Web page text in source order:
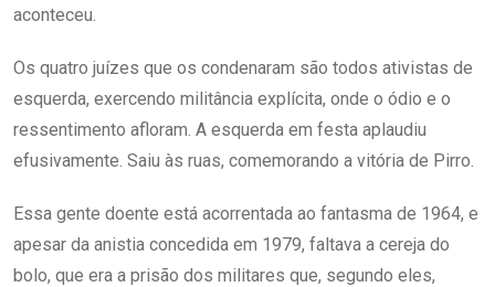
aconteceu.
Os quatro juízes que os condenaram são todos ativistas de
esquerda, exercendo militância explícita, onde o ódio e o
ressentimento afloram. A esquerda em festa aplaudiu
efusivamente. Saiu às ruas, comemorando a vitória de Pirro.
Essa gente doente está acorrentada ao fantasma de 1964, e
apesar da anistia concedida em 1979, faltava a cereja do
bolo, que era a prisão dos militares que, segundo eles,